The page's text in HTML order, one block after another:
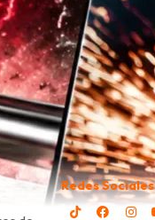
Redes Sociales